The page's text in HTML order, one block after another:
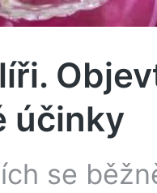
účinky
se